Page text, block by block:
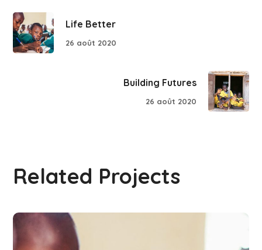
Life Better
26 août 2020
Building Futures
26 août 2020
Related Projects